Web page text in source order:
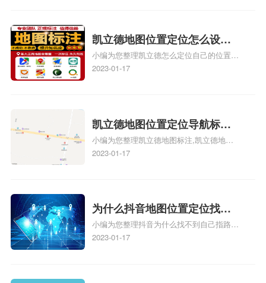
门指路人地图标注服务中心地址标注上地图
怎么弄相关地图标注知识，详情可查看下方
正文！
凯立德地图位置定位怎么设置
自己的指路人地图标注服务中
心名？凯立德地图位置定位怎
小编为您整理凯立德怎么定位自己的位置
啊、手机凯立德地图定位怎么设置往上走、
地图标注服务中心铺招牌相关地图标注知
识，详情可查看下方正文！
2023-01-17
凯立德地图位置定位导航标
注？凯立德地图位置定位,导航,
标注？
小编为您整理凯立德地图标注,凯立德地图
标注怎么做啊、凯立德地图标注,凯立德地
相关地图标注知识，详情可查看下方正文！
2023-01-17
为什么抖音地图位置定位找不
到了？抖音为什么找不到当前
定位了？
小编为您整理抖音为什么找不到自己指路人
地图标注服务中心铺的位置、地图位置更新
2023-01-17